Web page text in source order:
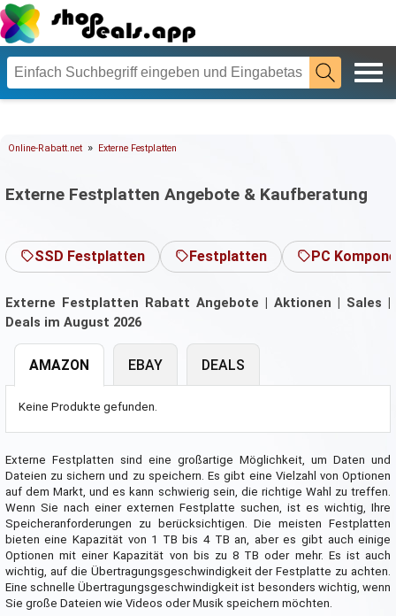
Online-Rabatt.net » Externe Festplatten
Externe Festplatten Angebote & Kaufberatung
SSD Festplatten Festplatten PC
Externe Festplatten Rabatt Angebote | Aktionen | Sales |
Deals im August 2026
AMAZON
Keine Produkte gefunden.
EBAY DEALS
Externe Festplatten sind eine großartige Möglichkeit, um Daten und
Dateien zu sichern und zu speichern. Es gibt eine Vielzahl von Optionen
auf dem Markt, und es kann schwierig sein, die richtige Wahl zu treffen.
Wenn Sie nach einer externen Festplatte suchen, ist es wichtig, Ihre
Speicheranforderungen zu berücksichtigen. Die meisten Festplatten
bieten eine Kapazität von 1 TB bis 4 TB an, aber es gibt auch einige
Optionen mit einer Kapazität von bis zu 8 TB oder mehr. Es ist auch
wichtig, auf die Übertragungsgeschwindigkeit der Festplatte zu achten.
Eine schnelle Übertragungsgeschwindigkeit ist besonders wichtig, wenn
Sie große Dateien wie Videos oder Musik speichern möchten.